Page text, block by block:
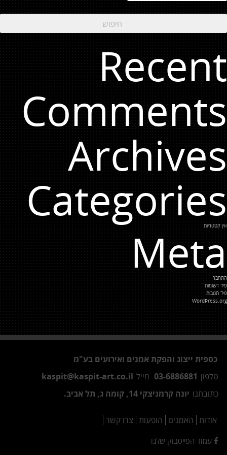
Recent
Comments
Archives
Categories
אין קטגוריות
Meta
התחבר
פיד רשומות
פיד תגובות
WordPress.org
כספית ייצוג והפקת אמנים ואירועים בע"מ
טלפון 03-6886881 מייל kaspit@kaspit-art.co.il
כתובתנו יונה קרמניצקי 14, קומה ג, תל אביב.
אודות האמנים הופעות צרו קשר
עמוד הפייסבוק שלנו